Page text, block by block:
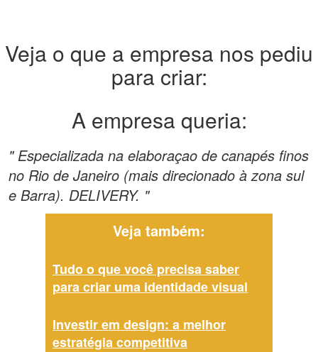
Veja o que a empresa nos pediu
para criar:
A empresa queria:
" Especializada na elaboraçao de canapés finos
no Rio de Janeiro (mais direcionado à zona sul
e Barra). DELIVERY. "
Veja também:
Tudo o que você precisa saber
para criar uma identidade visual
Investir em design: a melhor
estratégia competitiva